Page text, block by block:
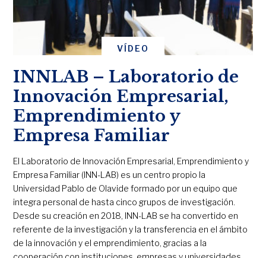
VÍDEO
INNLAB – Laboratorio de
Innovación Empresarial,
Emprendimiento y
Empresa Familiar
El Laboratorio de Innovación Empresarial, Emprendimiento y
Empresa Familiar (INN-LAB) es un centro propio la
Universidad Pablo de Olavide formado por un equipo que
integra personal de hasta cinco grupos de investigación.
Desde su creación en 2018, INN-LAB se ha convertido en
referente de la investigación y la transferencia en el ámbito
de la innovación y el emprendimiento, gracias a la